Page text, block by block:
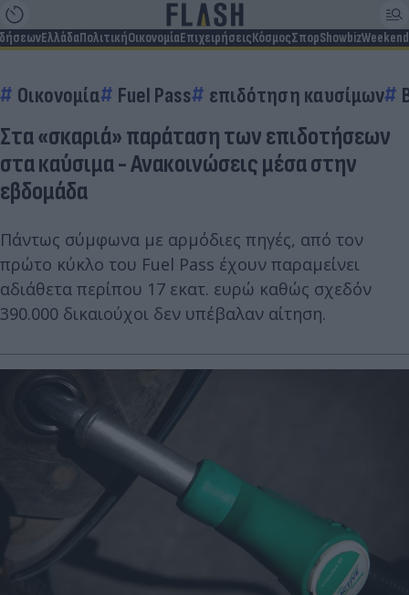
ΕλλάδαΠολιτικήΟικονομίαΕπιχειρήσειςΚόσμοςΣπορShowbizWeekend
Οικονομία Fuel Pass επιδότηση καυσίμων
Στα «σκαριά» παράταση των επιδοτήσεων
στα καύσιμα - Ανακοινώσεις μέσα στην
εβδομάδα
Πάντως σύμφωνα με αρμόδιες πηγές, από τον
πρώτο κύκλο του Fuel Pass έχουν παραμείνει
αδιάθετα περίπου 17 εκατ. ευρώ καθώς σχεδόν
390.000 δικαιούχοι δεν υπέβαλαν αίτηση.